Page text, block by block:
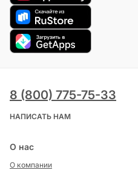
8 (800) 775-75-33
НАПИСАТЬ НАМ
О нас
О компании